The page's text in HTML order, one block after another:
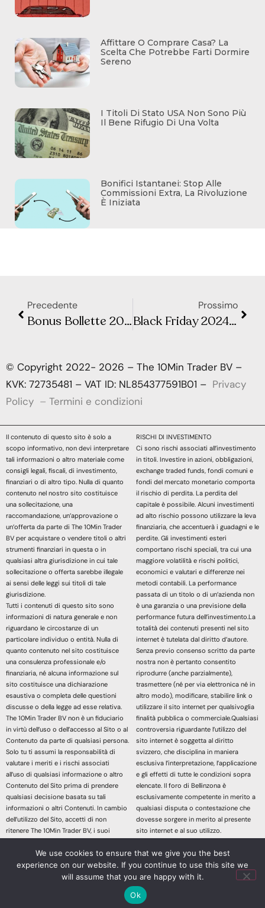
Affittare O Comprare Casa? La
Scelta Che Potrebbe Farti Dormire
Sereno
I Titoli Di Stato USA Non Sono Più
Il Bene Rifugio Di Una Volta
Bonifici Istantanei: Stop Alle
Commissioni Extra, La Rivoluzione
È Iniziata
Precedente
Bonus Bollette 2025: Come Funziona e Quanto si Risparmia
Prossimo
Black Friday 2024: Trucchi per Risparmiare e Non Farti Fregare
© Copyright 2022- 2026 – The 10Min Trader BV –
KVK: 72735481 – VAT ID: NL854377591B01 – Privacy
Policy – Termini e condizioni
Il contenuto di questo sito è solo a
scopo informativo, non devi interpretare
tali informazioni o altro materiale come
consigli legali, fiscali, di investimento,
finanziari o di altro tipo. Nulla di quanto
contenuto nel nostro sito costituisce
una sollecitazione, una
raccomandazione, un’approvazione o
un’offerta da parte di The 10Min Trader
BV per acquistare o vendere titoli o altri
strumenti finanziari in questa o in
qualsiasi altra giurisdizione in cui tale
sollecitazione o offerta sarebbe illegale
ai sensi delle leggi sui titoli di tale
giurisdizione.
Tutti i contenuti di questo sito sono
informazioni di natura generale e non
riguardano le circostanze di un
particolare individuo o entità. Nulla di
quanto contenuto nel sito costituisce
una consulenza professionale e/o
finanziaria, né alcuna informazione sul
sito costituisce una dichiarazione
esaustiva o completa delle questioni
discusse o della legge ad esse relativa.
The 10Min Trader BV non è un fiduciario
in virtù dell’uso o dell’accesso al Sito o al
Contenuto da parte di qualsiasi persona.
Solo tu ti assumi la responsabilità di
valutare i meriti e i rischi associati
all’uso di qualsiasi informazione o altro
Contenuto del Sito prima di prendere
qualsiasi decisione basata su tali
informazioni o altri Contenuti. In cambio
dell’utilizzo del Sito, accetti di non
ritenere The 10Min Trader BV, i suoi
servizi responsabile di eventuali
richieste di risarcimento danni derivanti
da qualsiasi decisione presa sulla base
RISCHI DI INVESTIMENTO
Ci sono rischi associati all’investimento
in titoli. Investire in azioni, obbligazioni,
exchange traded funds, fondi comuni e
fondi del mercato monetario comporta
il rischio di perdita. La perdita del
capitale è possibile. Alcuni investimenti
ad alto rischio possono utilizzare la leva
finanziaria, che accentuerà i guadagni e le
perdite. Gli investimenti esteri
comportano rischi speciali, tra cui una
maggiore volatilità e rischi politici,
economici e valutari e differenze nei
metodi contabili. La performance
passata di un titolo o di un’azienda non
è una garanzia o una previsione della
performance futura dell’investimento.La
totalità dei contenuti presenti nel sito
internet è tutelata dal diritto d’autore.
Senza previo consenso scritto da parte
nostra non è pertanto consentito
riprodurre (anche parzialmente),
trasmettere (né per via elettronica né in
altro modo), modificare, stabilire link o
utilizzare il sito internet per qualsivoglia
finalità pubblica o commerciale.Qualsiasi
controversia riguardante l’utilizzo del
sito internet è soggetta al diritto
svizzero, che disciplina in maniera
esclusiva l’interpretazione, l’applicazione
e gli effetti di tutte le condizioni sopra
elencate. Il foro di Bellinzona è
esclusivamente competente in merito a
qualsiasi disputa o contestazione che
dovesse sorgere in merito al presente
sito internet e al suo utilizzo.
dei contenuti di questo sito Web
dichiari di aver letto, compreso e
accettato le sopracitate informazioni
legali.
We use cookies to ensure that we give you the best
experience on our website. If you continue to use this site we
will assume that you are happy with it.
Ok